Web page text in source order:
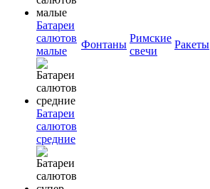
Батареи
салютов
малые
Батареи
салютов
средние
Фонтаны
Римские
свечи
Ракеты